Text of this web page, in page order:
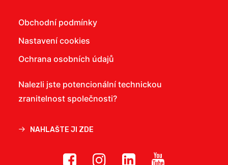
Obchodní podmínky
Nastavení cookies
Ochrana osobních údajů
Nalezli jste potencionální technickou
zranitelnost společnosti?
NAHLAŠTE JI ZDE